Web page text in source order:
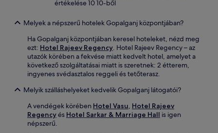
értékelése 10 10-ből
Melyek a népszerű hotelek Gopalganj központjában?
Ha Gopalganj központjában keresel hoteleket, nézd meg
ezt: Hotel Rajeev Regency. Hotel Rajeev Regency – az
utazók körében a fekvése miatt kedvelt hotel, amelyet a
következő szolgáltatásai miatt is szeretnek: 2 étterem,
ingyenes svédasztalos reggeli és tetőterasz.
Melyik szálláshelyeket kedvelik Gopalganj látogatói?
A vendégek körében Hotel Vasu, Hotel Rajeev
Regencyés Hotel Sarkar & Marriage Hall is igen
népszerű.